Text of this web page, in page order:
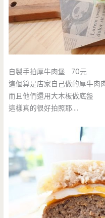
自製手拍厚牛肉堡 70元
這個算是店家自己做的厚牛肉
而且他們還用大木板做底盤
這樣真的很好拍照耶….